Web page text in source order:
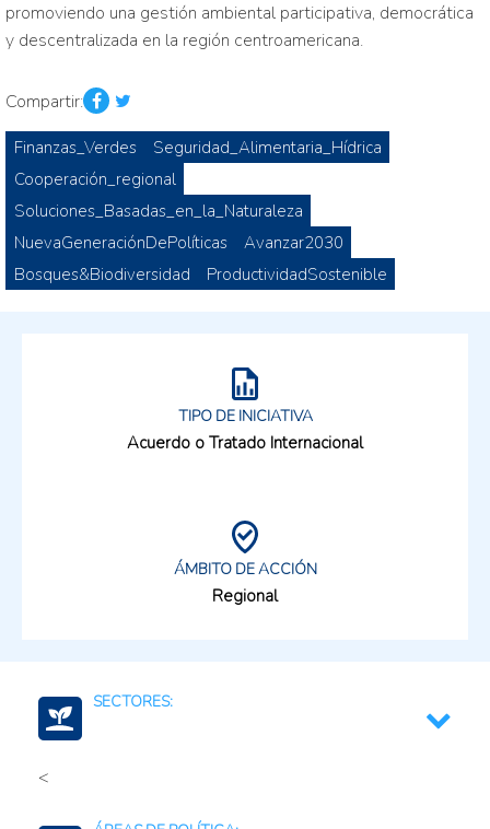
promoviendo una gestión ambiental participativa, democrática
y descentralizada en la región centroamericana.
Compartir:
Finanzas_Verdes
Seguridad_Alimentaria_Hídrica
Cooperación_regional
Soluciones_Basadas_en_la_Naturaleza
NuevaGeneraciónDePolíticas
Avanzar2030
Bosques&Biodiversidad
ProductividadSostenible
TIPO DE INICIATIVA
Acuerdo o Tratado Internacional
ÁMBITO DE ACCIÓN
Regional
SECTORES:
<